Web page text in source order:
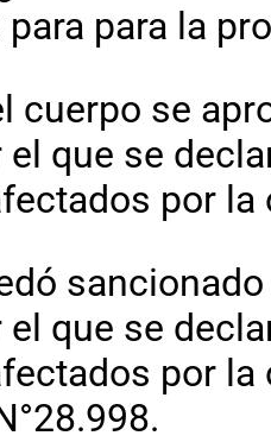
para la
cuerpo se
el que se
por la
el que se
por la